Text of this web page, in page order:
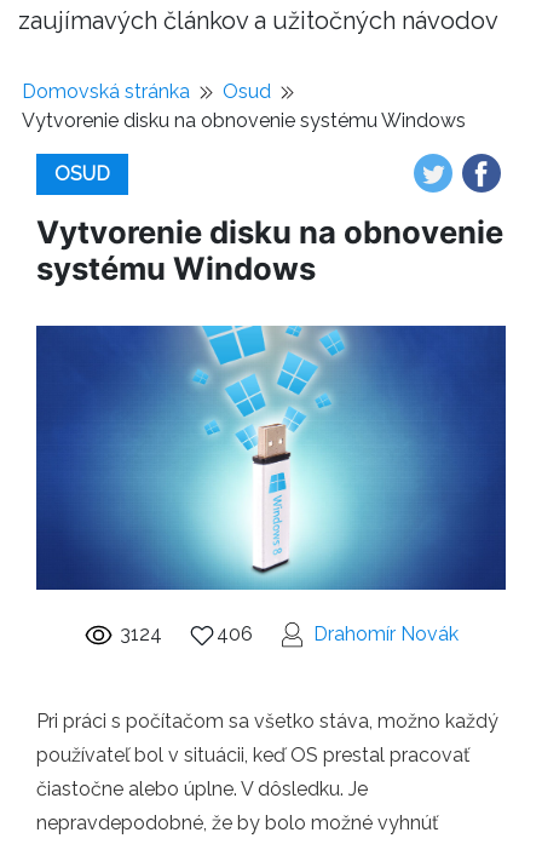
zaujímavých článkov a užitočných návodov
Domovská stránka
Osud
Vytvorenie disku na obnovenie systému Windows
OSUD
Vytvorenie disku na obnovenie
systému Windows
3124 406 Drahomír Novák
Pri práci s počítačom sa všetko stáva, možno každý
používateľ bol v situácii, keď OS prestal pracovať
čiastočne alebo úplne. V dôsledku. Je
nepravdepodobné, že by bolo možné vyhnúť